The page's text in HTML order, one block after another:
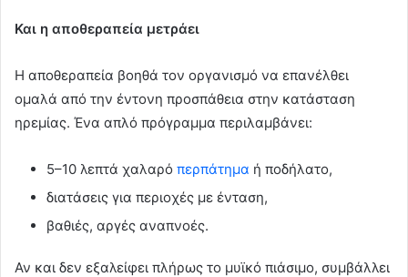
Και η αποθεραπεία μετράει
Η αποθεραπεία βοηθά τον οργανισμό να επανέλθει
ομαλά από την έντονη προσπάθεια στην κατάσταση
ηρεμίας. Ένα απλό πρόγραμμα περιλαμβάνει:
5–10 λεπτά χαλαρό περπάτημα ή ποδήλατο,
διατάσεις για περιοχές με ένταση,
βαθιές, αργές αναπνοές.
Αν και δεν εξαλείφει πλήρως το μυϊκό πιάσιμο, συμβάλλει